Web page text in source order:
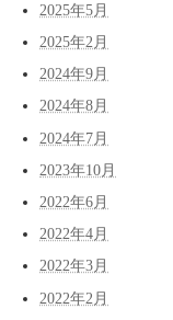
2025年5月
2025年2月
2024年9月
2024年8月
2024年7月
2023年10月
2022年6月
2022年4月
2022年3月
2022年2月